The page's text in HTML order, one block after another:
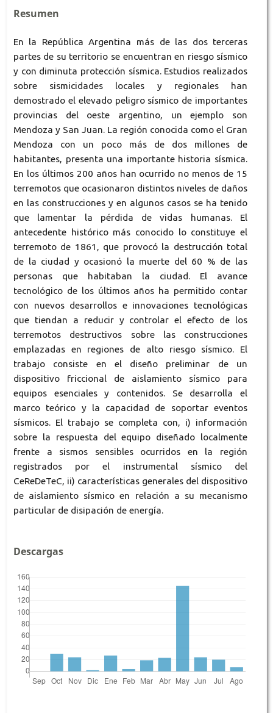
Resumen
En la República Argentina más de las dos terceras
partes de su territorio se encuentran en riesgo sísmico
y con diminuta protección sísmica. Estudios realizados
sobre sismicidades locales y regionales han
demostrado el elevado peligro sísmico de importantes
provincias del oeste argentino, un ejemplo son
Mendoza y San Juan. La región conocida como el Gran
Mendoza con un poco más de dos millones de
habitantes, presenta una importante historia sísmica.
En los últimos 200 años han ocurrido no menos de 15
terremotos que ocasionaron distintos niveles de daños
en las construcciones y en algunos casos se ha tenido
que lamentar la pérdida de vidas humanas. El
antecedente histórico más conocido lo constituye el
terremoto de 1861, que provocó la destrucción total
de la ciudad y ocasionó la muerte del 60 % de las
personas que habitaban la ciudad. El avance
tecnológico de los últimos años ha permitido contar
con nuevos desarrollos e innovaciones tecnológicas
que tiendan a reducir y controlar el efecto de los
terremotos destructivos sobre las construcciones
emplazadas en regiones de alto riesgo sísmico. El
trabajo consiste en el diseño preliminar de un
dispositivo friccional de aislamiento sísmico para
equipos esenciales y contenidos. Se desarrolla el
marco teórico y la capacidad de soportar eventos
sísmicos. El trabajo se completa con, i) información
sobre la respuesta del equipo diseñado localmente
frente a sismos sensibles ocurridos en la región
registrados por el instrumental sísmico del
CeReDeTeC, ii) características generales del dispositivo
de aislamiento sísmico en relación a su mecanismo
particular de disipación de energía.
Descargas